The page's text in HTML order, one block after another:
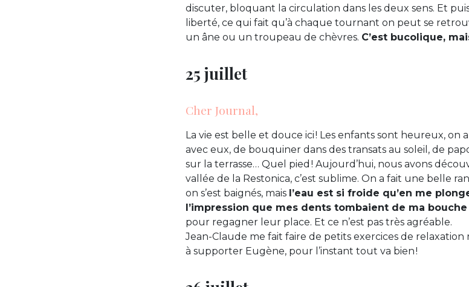
discuter, bloquant la circulation dans les deux sens. Et
liberté, ce qui fait qu’à chaque tournant on peut se
un âne ou un troupeau de chèvres. C’est bucolique,
25 juillet
Cher Journal,
La vie est belle et douce ici ! Les enfants sont heureux, on
avec eux, de bouquiner dans des transats au soleil, de
sur la terrasse… Quel pied ! Aujourd’hui, nous avons
vallée de la Restonica, c’est sublime. On a fait une belle
on s’est baignés, mais l’eau est si froide qu’en me
l’impression que mes dents tombaient de ma bouche
pour regagner leur place. Et ce n’est pas très agréable.
Jean-Claude me fait faire de petits exercices de
à supporter Eugène, pour l’instant tout va bien !